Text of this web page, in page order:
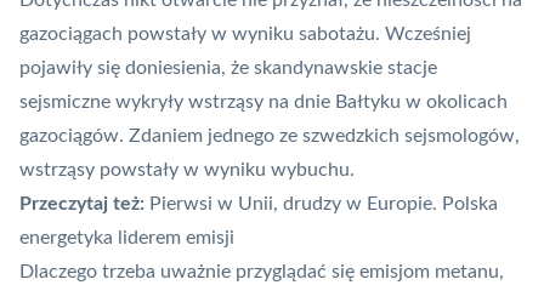
gazociągach powstały w wyniku sabotażu. Wcześniej
pojawiły się doniesienia, że skandynawskie stacje
sejsmiczne wykryły wstrząsy na dnie Bałtyku w okolicach
gazociągów. Zdaniem jednego ze szwedzkich sejsmologów,
wstrząsy powstały w wyniku wybuchu.
Przeczytaj też: Pierwsi w Unii, drudzy w Europie. Polska
energetyka liderem emisji
Dlaczego trzeba uważnie przyglądać się emisjom metanu,